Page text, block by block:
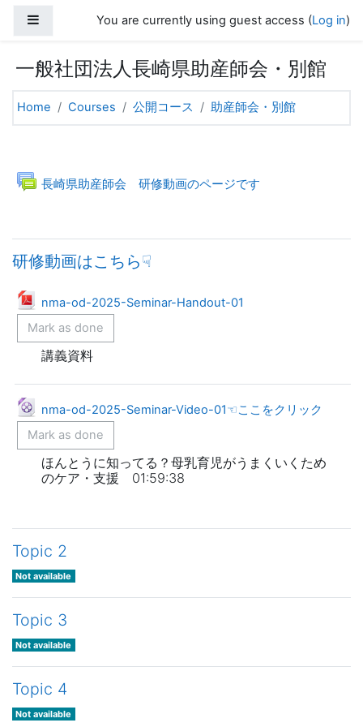
Side panelYou are currently using guest access (Log in)
一般社団法人長崎県助産師会・別館
Home Courses 公開コース 助産師会・別館
Topic outline
長崎県助産師会 研修動画のページです
Forum
研修動画はこちら☟
nma-od-2025-Seminar-Handout-01
File
Mark as done
講義資料
nma-od-2025-Seminar-Video-01☜ここをクリック
File
Mark as done
ほんとうに知ってる？母乳育児がうまくいくため
のケア・支援 01:59:38
Topic 2
Not available
Topic 3
Not available
Topic 4
Not available